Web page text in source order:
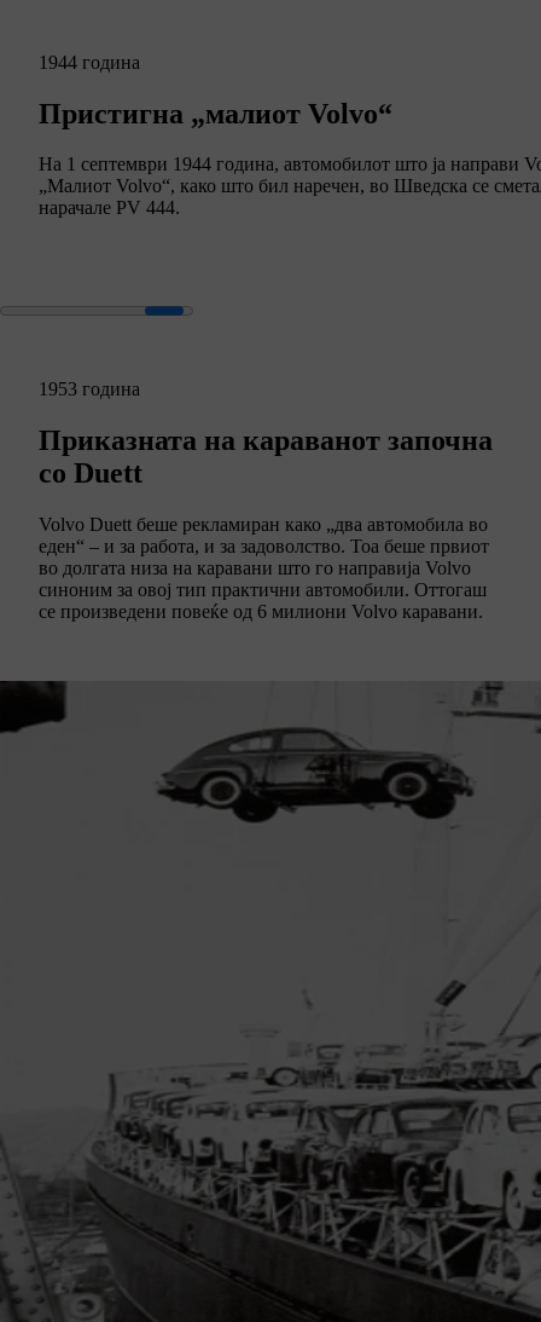
1944 година
Пристигна „малиот Volvo“
На 1 септември 1944 година, автомобилот што ја направи
„Малиот Volvo“, како што бил наречен, во Шведска се
нарачале PV 444.
1953 година
Приказната на караванот започна
со Duett
Volvo Duett беше рекламиран како „два автомобила во
еден“ – и за работа, и за задоволство. Тоа беше првиот
во долгата низа на каравани што го направија Volvo
синоним за овој тип практични автомобили. Оттогаш
се произведени повеќе од 6 милиони Volvo каравани.